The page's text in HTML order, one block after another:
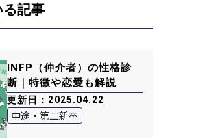
る記事
INFP（仲介者）の性格診
断｜特徴や恋愛も解説
更新日：2025.04.22
中途・第二新卒